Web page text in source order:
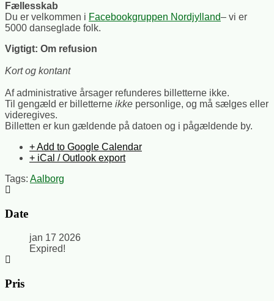
Fællesskab
Du er velkommen i Facebookgruppen Nordjylland– vi er
5000 danseglade folk.
Vigtigt: Om refusion
Kort og kontant
Af administrative årsager refunderes billetterne ikke.
Til gengæld er billetterne ikke personlige, og må sælges eller
videregives.
Billetten er kun gældende på datoen og i pågældende by.
+ Add to Google Calendar
+ iCal / Outlook export
Tags: Aalborg
Date
jan 17 2026
Expired!
Pris